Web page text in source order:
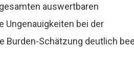
auswertbaren
Ungenauigkeiten bei der
Burden-Schätzung deutlich